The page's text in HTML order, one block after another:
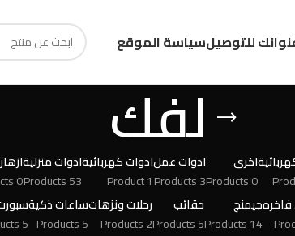
للتوصيلسياسة الموقع
لفك
اخرى
0 Products
ادوات عمل
3 Products
ادوات كهربائية
1 Product
ادوات منزلية
53 Products
ازهار
0 Products
فاخرهجيمنج
14 Products
حقائب
5 Products
رحلات ونزهات
2 Products
ساعات ذكية
5 Products
5 Products